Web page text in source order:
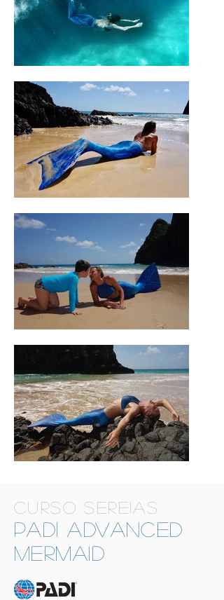
CURSO SEREIAS
PADI ADVANCED
Mermaid